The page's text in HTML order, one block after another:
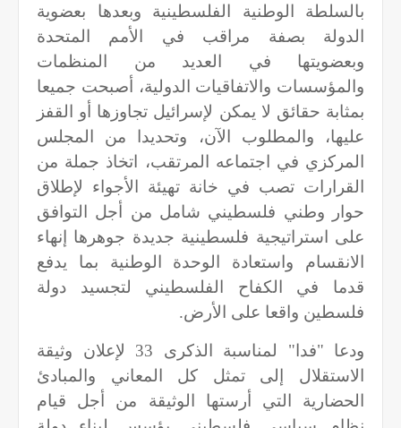
بالسلطة الوطنية الفلسطينية وبعدها بعضوية
الدولة بصفة مراقب في الأمم المتحدة
وبعضويتها في العديد من المنظمات
والمؤسسات والاتفاقيات الدولية، أصبحت جميعا
بمثابة حقائق لا يمكن لإسرائيل تجاوزها أو القفز
عليها، والمطلوب الآن، وتحديدا من المجلس
المركزي في اجتماعه المرتقب، اتخاذ جملة من
القرارات تصب في خانة تهيئة الأجواء لإطلاق
حوار وطني فلسطيني شامل من أجل التوافق
على استراتيجية فلسطينية جديدة جوهرها إنهاء
الانقسام واستعادة الوحدة الوطنية بما يدفع
قدما في الكفاح الفلسطيني لتجسيد دولة
فلسطين واقعا على الأرض.
ودعا "فدا" لمناسبة الذكرى 33
لإعلان وثيقة
الاستقلال إلى تمثل كل المعاني والمبادئ
الحضارية التي أرستها الوثيقة من أجل قيام